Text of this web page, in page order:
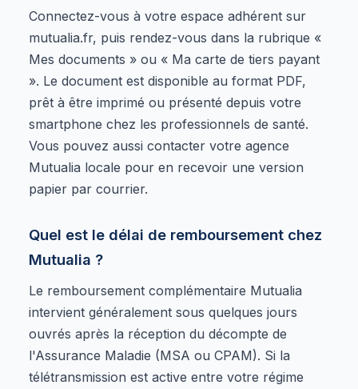
Connectez-vous à votre espace adhérent sur
mutualia.fr, puis rendez-vous dans la rubrique «
Mes documents » ou « Ma carte de tiers payant
». Le document est disponible au format PDF,
prêt à être imprimé ou présenté depuis votre
smartphone chez les professionnels de santé.
Vous pouvez aussi contacter votre agence
Mutualia locale pour en recevoir une version
papier par courrier.
Quel est le délai de remboursement chez
Mutualia ?
Le remboursement complémentaire Mutualia
intervient généralement sous quelques jours
ouvrés après la réception du décompte de
l'Assurance Maladie (MSA ou CPAM). Si la
télétransmission est active entre votre régime